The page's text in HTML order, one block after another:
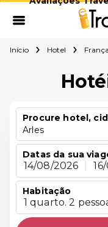
Início Hotel França
Procure hotel,
Arles
Datas da sua
14/08/2026
Habitação
1 quarto. 2